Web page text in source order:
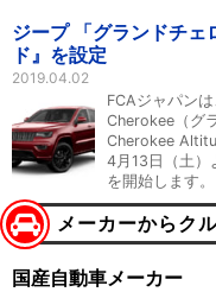
ジープ 「グランドチェ
ド』を設定
2019.04.02
FCAジャパン
Cherokee（グ
Cherokee
4月13日（土）
を開始します。
メーカーからク
国産自動車メーカー